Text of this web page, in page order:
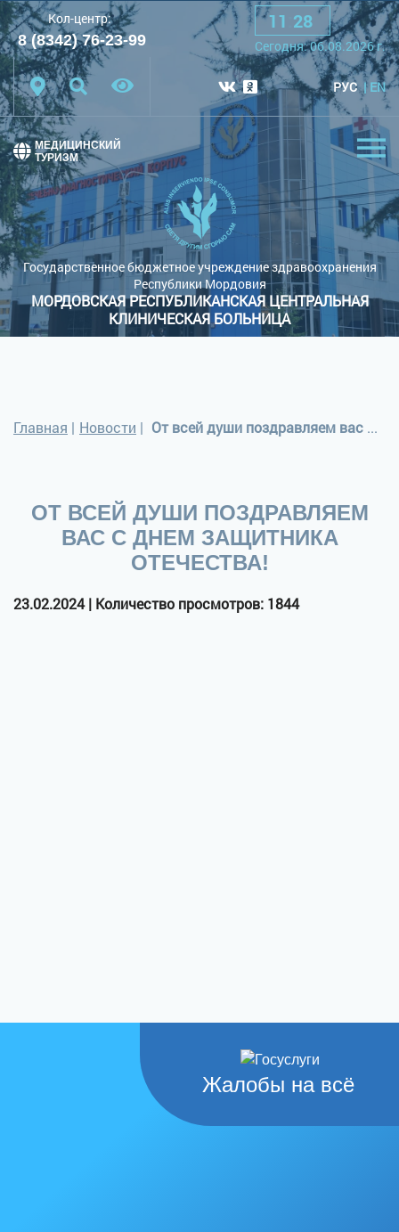
Шрифт: A A A
Цветовая схема: Черная схема
Обычный сайт
Кол-центр:
8 (8342) 76-23-99
11 28
Cегодня:06.08.2026г.
РУС EN
Государственное бюджетное учреждение здравоохранения
Республики Мордовия
МОРДОВСКАЯ РЕСПУБЛИКАНСКАЯ ЦЕНТРАЛЬНАЯ
КЛИНИЧЕСКАЯ БОЛЬНИЦА
МЕДИЦИНСКИЙ
ТУРИЗМ
Главная | Новости | От всей души поздравляем вас с Днем Защитника Отечества!
ОТ ВСЕЙ ДУШИ ПОЗДРАВЛЯЕМ
ВАС С ДНЕМ ЗАЩИТНИКА
ОТЕЧЕСТВА!
23.02.2024 | Количество просмотров: 1844
Жалобы на всё